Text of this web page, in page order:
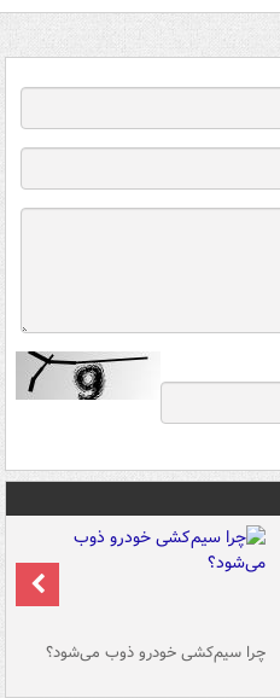
چرا سیم‌کشی خودرو ذوب می‌شود؟